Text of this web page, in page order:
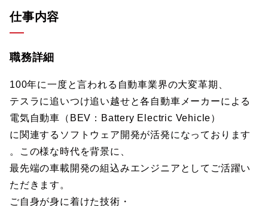
仕事内容
職務詳細
100年に一度と言われる自動車業界の大変革期、
テスラに追いつけ追い越せと各自動車メーカーによる
電気自動車（BEV：Battery Electric Vehicle）
に関連するソフトウェア開発が活発になっております
。この様な時代を背景に、
最先端の車載開発の組込みエンジニアとしてご活躍い
ただきます。
ご自身が身に着けた技術・